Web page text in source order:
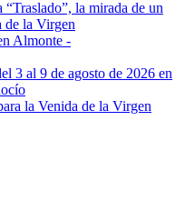
la mirada de un
de la Virgen
Almonte -
3 al 9 de agosto de 2026 en
la Venida de la Virgen